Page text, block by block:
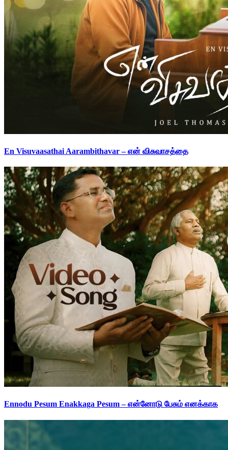
En Visuvaasathai Aarambithavar – என் விசுவாசத்தை
Ennodu Pesum Enakkaga Pesum – என்னோடு பேசும் எனக்காக